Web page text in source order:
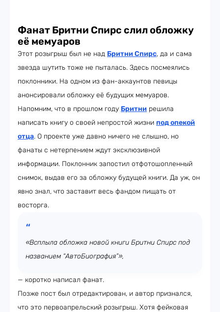
Фанат Бритни Спирс слил обложку
её мемуаров
Этот розыгрыш был не над Бритни Спирс, да и сама
звезда шутить тоже не пыталась. Здесь посмеялись
поклонники. На одном из фан-аккаунтов певицы
анонсировали обложку её будущих мемуаров.
Напомним, что в прошлом году Бритни решила
написать книгу о своей непростой жизни под опекой
отца. О проекте уже давно ничего не слышно, но
фанаты с нетерпением ждут эксклюзивной
информации. Поклонник запостил отфотошопленный
снимок, выдав его за обложку будущей книги. Да уж, он
явно знал, что заставит весь фандом пищать от
восторга.
«Всплыла обложка новой книги Бритни Спирс под
названием “АвтоБиография”»,
— коротко написал фанат.
Позже пост был отредактирован, и автор признался,
что это первоапрельский розыгрыш. Хотя фейковая